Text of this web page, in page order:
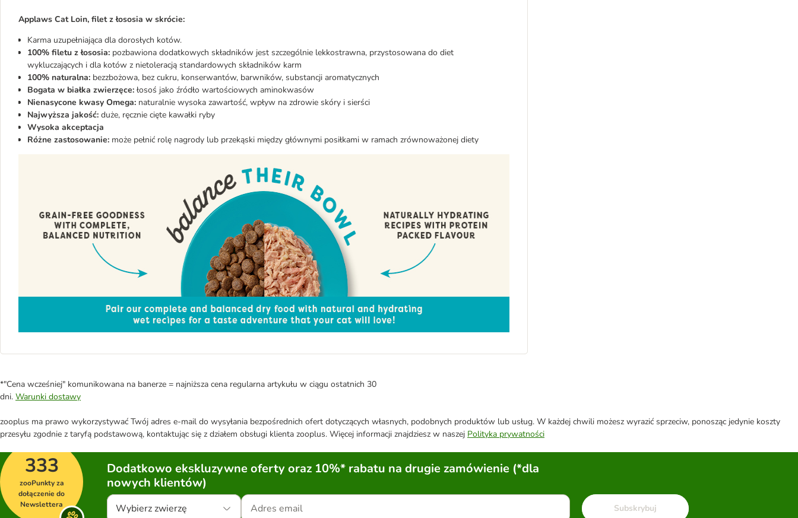
Applaws Cat Loin, filet z łososia w skrócie:
Karma uzupełniająca dla dorosłych kotów.
100% filetu z łososia: pozbawiona dodatkowych składników jest szczególnie lekkostrawna, przystosowana do diet
wykluczających i dla kotów z nietoleracją standardowych składników karm
100% naturalna: bezzbożowa, bez cukru, konserwantów, barwników, substancji aromatycznych
Bogata w białka zwierzęce: łosoś jako źródło wartościowych aminokwasów
Nienasycone kwasy Omega: naturalnie wysoka zawartość, wpływ na zdrowie skóry i sierści
Najwyższa jakość: duże, ręcznie cięte kawałki ryby
Wysoka akceptacja
Różne zastosowanie: może pełnić rolę nagrody lub przekąski między głównymi posiłkami w ramach zrównoważonej diety
*"Cena wcześniej" komunikowana na banerze = najniższa cena regularna artykułu w ciągu ostatnich 30
dni. Warunki dostawy
zooplus ma prawo wykorzystywać Twój adres e-mail do wysyłania bezpośrednich ofert dotyczących własnych, podobnych produktów lub usług. W każdej chwili możesz wyrazić sprzeciw, ponosząc jedynie koszty
przesyłu zgodnie z taryfą podstawową, kontaktując się z działem obsługi klienta zooplus. Więcej informacji znajdziesz w naszej Polityka prywatności
333
zooPunkty za
dołączenie do
Newslettera
Dodatkowo ekskluzywne oferty oraz 10%* rabatu na drugie zamówienie (*dla
nowych klientów)
Wybierz zwierzę Subskrybuj